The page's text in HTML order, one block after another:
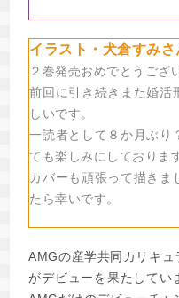
イラスト・犬倉すみさ
２巻発売おめでとうござ
前回に引き続きまた婚活
しいです。
一読者として８か月ぶり
ても楽しみにしておりま
カバーも頑張って描きま
たら幸いです。
AMGの産学共同カリキ
がデビューを果たしてい